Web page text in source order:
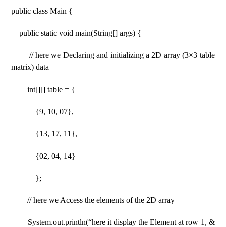
public class Main {
public static void main(String[] args) {
// here we Declaring and initializing a 2D array (3×3 table
matrix) data
int[][] table = {
{9, 10, 07},
{13, 17, 11},
{02, 04, 14}
};
// here we Access the elements of the 2D array
System.out.println(“here it display the Element at row 1, &